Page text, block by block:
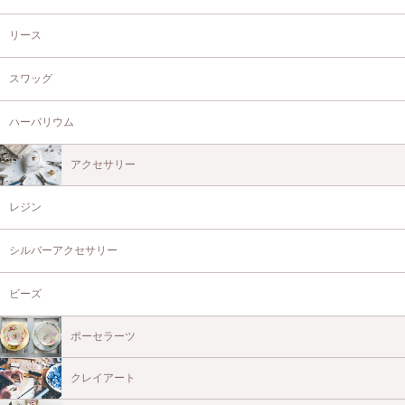
リース
スワッグ
ハーバリウム
アクセサリー
レジン
シルバーアクセサリー
ビーズ
ポーセラーツ
クレイアート